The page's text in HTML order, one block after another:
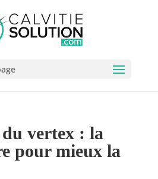
vertex : la
pour mieux la